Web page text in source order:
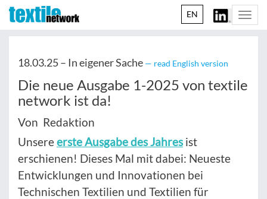
EN
18.03.25 – In eigener Sache — read English version
Die neue Ausgabe 1-2025 von textile
network ist da!
Von Redaktion
Unsereerste Ausgabe des Jahresist
erschienen! Dieses Mal mit dabei: Neueste
Entwicklungen und Innovationen bei
Technischen Textilien und Textilien für